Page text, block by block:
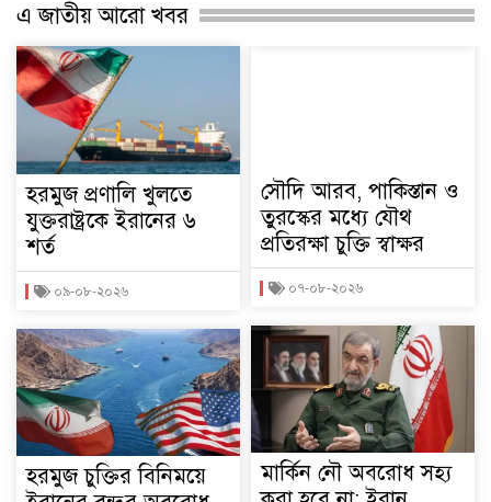
এ জাতীয় আরো খবর
হরমুজ প্রণালি খুলতে
যুক্তরাষ্ট্রকে ইরানের ৬
শর্ত
০৯-০৮-২০২৬
হরমুজ চুক্তির বিনিময়ে
সৌদি আরব, পাকিস্তান ও
তুরস্কের মধ্যে যৌথ
প্রতিরক্ষা চুক্তি স্বাক্ষর
০৭-০৮-২০২৬
মার্কিন নৌ অবরোধ সহ্য